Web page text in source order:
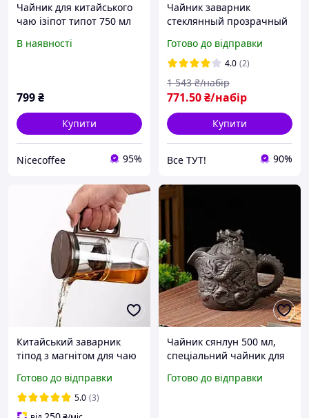
Чайник для китайського
чаю ізіпот типот 750 мл
ситечком скляний
В наявності
799₴
Купити
Nicecoffee 95%
Чайник заварник
стеклянный прозрачный
боросиликатного стекла
для китайського чаю
большой заварник
Готово до відправки
4.0 (2)
771.50₴/набір
1 543 ₴/набір
Купити
Все ТУТ! 90%
Китайський заварник
тіпод з магнітом для чаю
Bonston BP13, 500 мл
Готово до відправки
5.0 (3)
Чайник сянлун 500 мл,
спеціальний чайник для
чаю, традиційний
Готово до відправки